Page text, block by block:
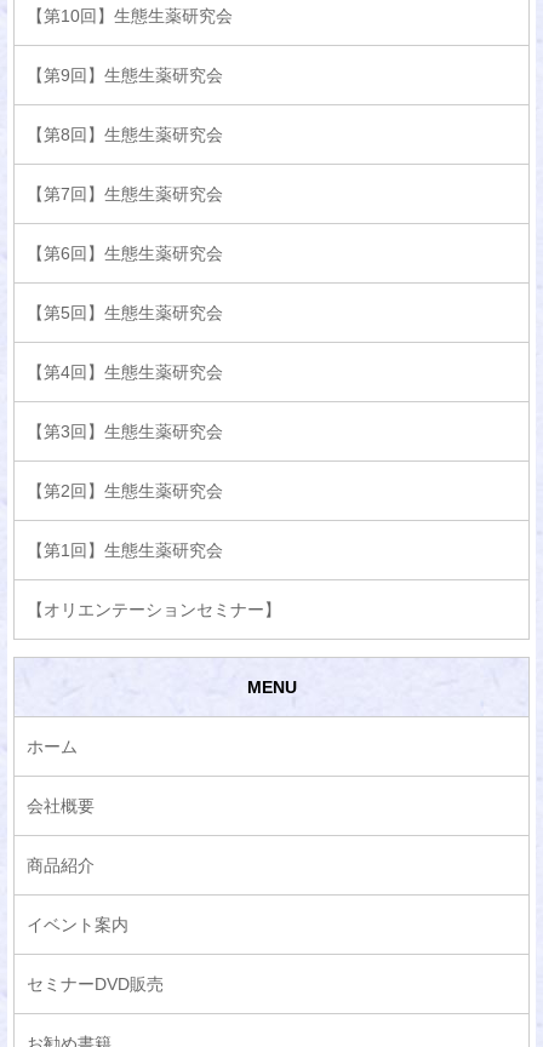
【第10回】生態生薬研究会
【第9回】生態生薬研究会
【第8回】生態生薬研究会
【第7回】生態生薬研究会
【第6回】生態生薬研究会
【第5回】生態生薬研究会
【第4回】生態生薬研究会
【第3回】生態生薬研究会
【第2回】生態生薬研究会
【第1回】生態生薬研究会
【オリエンテーションセミナー】
MENU
ホーム
会社概要
商品紹介
イベント案内
セミナーDVD販売